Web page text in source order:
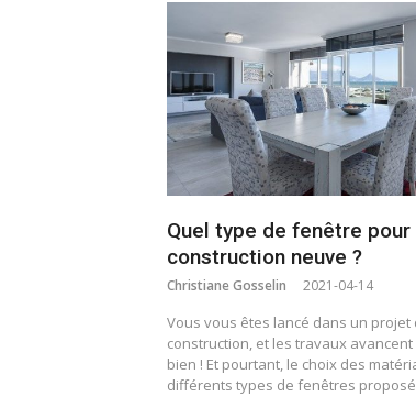
Quel type de fenêtre pour
construction neuve ?
Christiane Gosselin 2021-04-14
Vous vous êtes lancé dans un projet
construction, et les travaux
bien ! Et pourtant, le choix des
différents types de fenêtres